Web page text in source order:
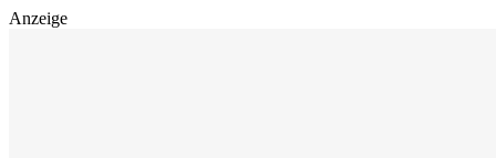
Anzeige